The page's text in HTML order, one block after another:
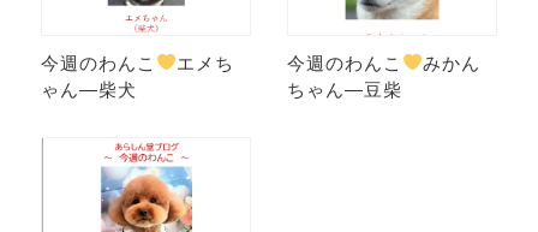
今週のわんこ
エメち
ゃん―柴犬
今週のわんこ
みかん
ちゃん―豆柴